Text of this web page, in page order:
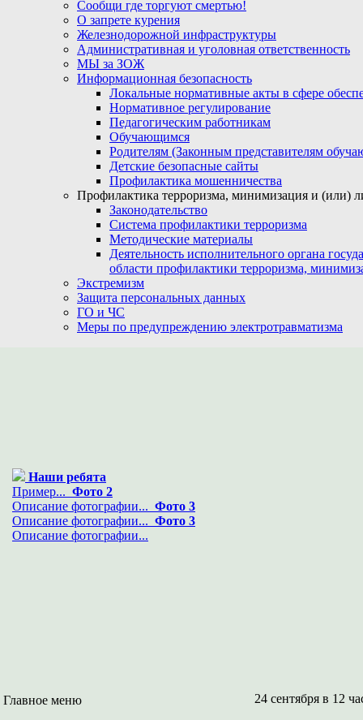
Сообщи где торгуют смертью!
О запрете курения
Железнодорожной инфраструктуры
Административная и уголовная ответственность
МЫ за ЗОЖ
Информационная безопасность
Локальные нормативные акты в сфере
Нормативное регулирование
Педагогическим работникам
Обучающимся
Родителям (Законным представителям
Детские безопасные сайты
Профилактика мошенничества
Профилактика терроризма, минимизация и (или)
Законодательство
Система профилактики терроризма
Методические материалы
Деятельность исполнительного органа
области профилактики терроризма,
Экстремизм
Защита персональных данных
ГО и ЧС
Меры по предупреждению электротравматизма
Наши ребята
Пример... Фото 2
Описание фотографии... Фото 3
Описание фотографии... Фото 3
Описание фотографии...
Главное меню
24 сентября в 12